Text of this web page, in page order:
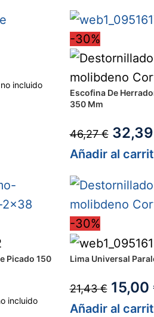
no incluido
-30%
Escofina De
350 Mm
46,27€ 32,39
Añadir al
Picado 150
incluido
-30%
Lima Universal
21,43€ 15,00
Añadir al